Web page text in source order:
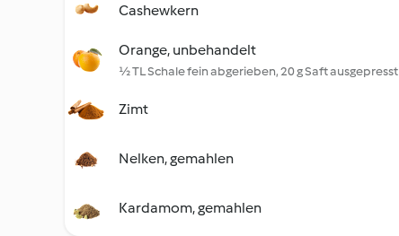
Cashewkern
Orange, unbehandelt
½ TL Schale fein abgerieben, 20 g Saft ausgepresst
Zimt
Nelken, gemahlen
Kardamom, gemahlen